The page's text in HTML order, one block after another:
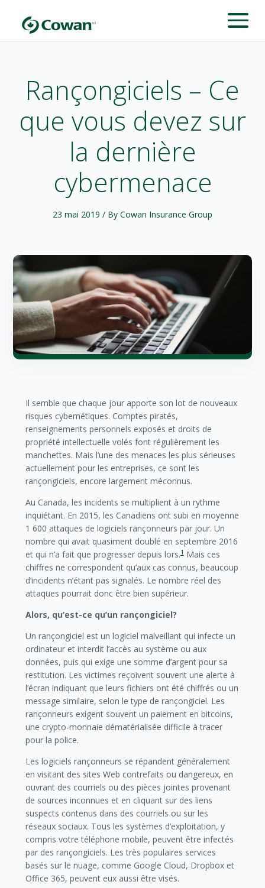
Rançongiciels – Ce
que vous devez sur
la dernière
cybermenace
23 mai 2019 / By Cowan Insurance Group
Il semble que chaque jour apporte son lot de nouveaux
risques cybernétiques. Comptes piratés,
renseignements personnels exposés et droits de
propriété intellectuelle volés font régulièrement les
manchettes. Mais l’une des menaces les plus sérieuses
actuellement pour les entreprises, ce sont les
rançongiciels, encore largement méconnus.
Au Canada, les incidents se multiplient à un rythme
inquiétant. En 2015, les Canadiens ont subi en moyenne
1 600 attaques de logiciels rançonneurs par jour. Un
nombre qui avait quasiment doublé en septembre 2016
et qui n’a fait que progresser depuis lors.1Mais ces
chiffres ne correspondent qu’aux cas connus, beaucoup
d’incidents n’étant pas signalés. Le nombre réel des
attaques pourrait donc être bien supérieur.
Alors, qu’est-ce qu’un rançongiciel?
Un rançongiciel est un logiciel malveillant qui infecte un
ordinateur et interdit l’accès au système ou aux
données, puis qui exige une somme d’argent pour sa
restitution. Les victimes reçoivent souvent une alerte à
l’écran indiquant que leurs fichiers ont été chiffrés ou un
message similaire, selon le type de rançongiciel. Les
rançonneurs exigent souvent un paiement en bitcoins,
une crypto-monnaie dématérialisée difficile à tracer
pour la police.
Les logiciels rançonneurs se répandent généralement
en visitant des sites Web contrefaits ou dangereux, en
ouvrant des courriels ou des pièces jointes provenant
de sources inconnues et en cliquant sur des liens
suspects contenus dans des courriels ou sur les
réseaux sociaux. Tous les systèmes d’exploitation, y
compris votre téléphone mobile, peuvent être infectés
par des rançongiciels. Les très populaires services
basés sur le nuage, comme Google Cloud, Dropbox et
Office 365, peuvent eux aussi être visés.